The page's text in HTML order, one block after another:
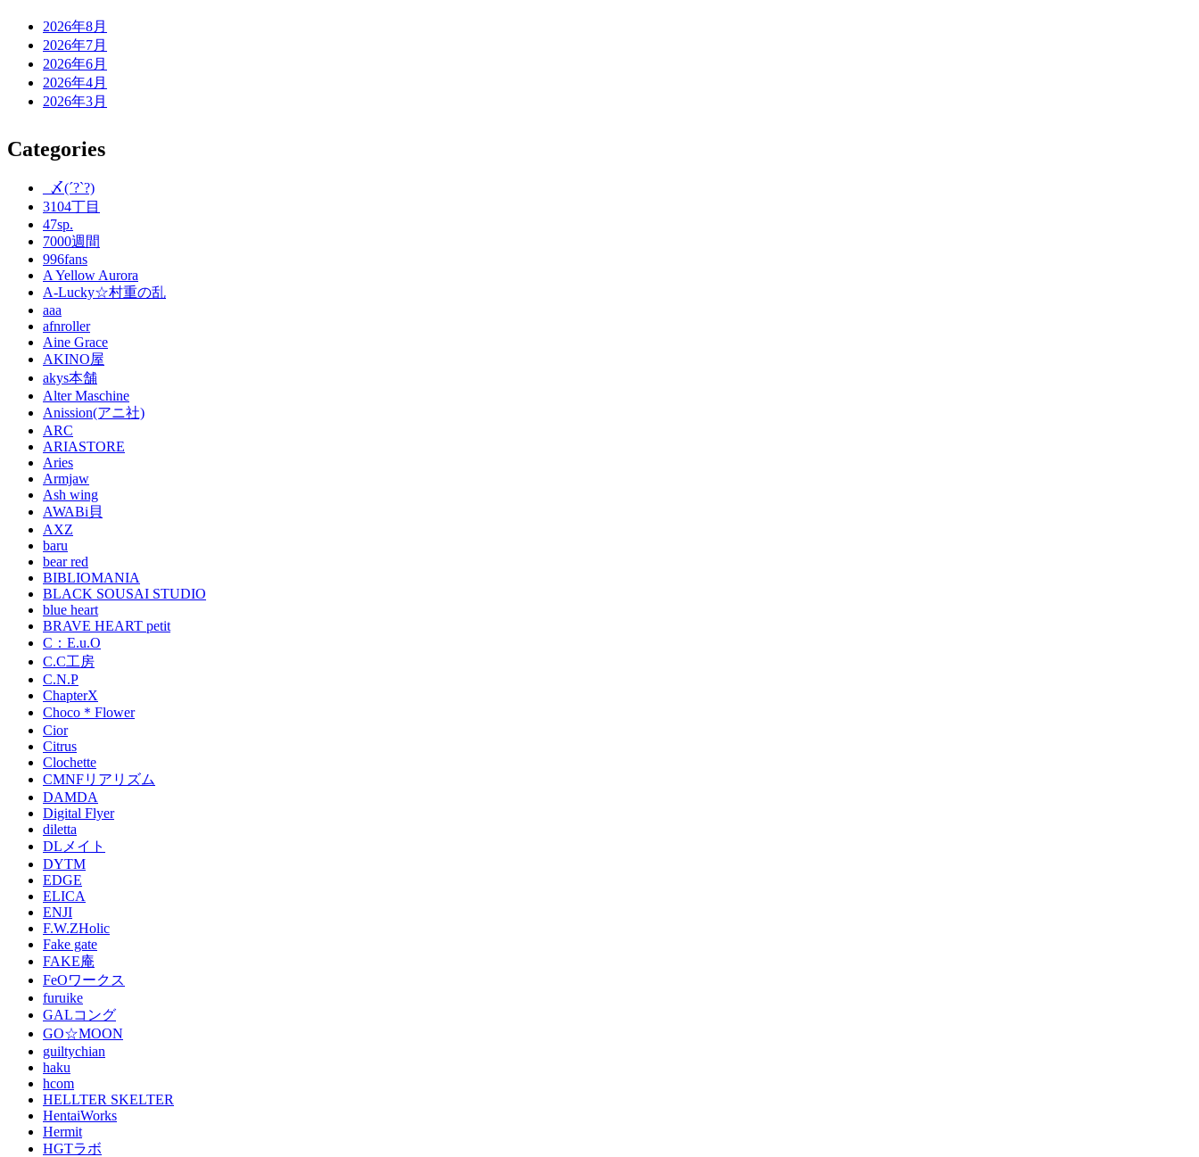
2026年8月
2026年7月
2026年6月
2026年4月
2026年3月
Categories
_〆(´?`?)
3104丁目
47sp.
7000週間
996fans
A Yellow Aurora
A-Lucky☆村重の乱
aaa
afnroller
Aine Grace
AKINO屋
akys本舗
Alter Maschine
Anission(アニ社)
ARC
ARIASTORE
Aries
Armjaw
Ash wing
AWABi貝
AXZ
baru
bear red
BIBLIOMANIA
BLACK SOUSAI STUDIO
blue heart
BRAVE HEART petit
C：E.u.O
C.C工房
C.N.P
ChapterX
Choco＊Flower
Cior
Citrus
Clochette
CMNFリアリズム
DAMDA
Digital Flyer
diletta
DLメイト
DYTM
EDGE
ELICA
ENJI
F.W.ZHolic
Fake gate
FAKE庵
FeOワークス
furuike
GALコング
GO☆MOON
guiltychian
haku
hcom
HELLTER SKELTER
HentaiWorks
Hermit
HGTラボ